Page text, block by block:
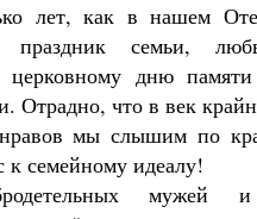
лет, как в нашем
праздник семьи,
дню памяти
Отрадно, что в век
мы слышим по
семейному идеалу!
мужей